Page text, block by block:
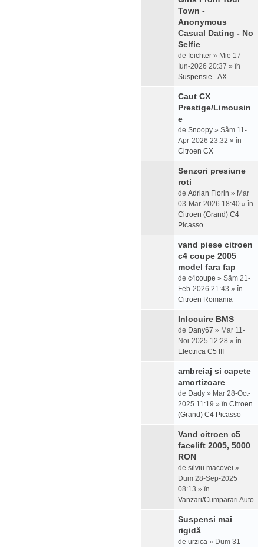
Town -
Anonymous
Casual Dating - No
Selfie
de feichter » Mie 17-
Iun-2026 20:37 » în
Suspensie - AX
Caut CX
Prestige/Limousin
e
de Snoopy » Sâm 11-
Apr-2026 23:32 » în
Citroen CX
Senzori presiune
roti
de Adrian Florin » Mar
03-Mar-2026 18:40 » în
Citroen (Grand) C4
Picasso
vand piese citroen
c4 coupe 2005
model fara fap
de c4coupe » Sâm 21-
Feb-2026 21:43 » în
Citroën Romania
Inlocuire BMS
de Dany67 » Mar 11-
Noi-2025 12:28 » în
Electrica C5 III
ambreiaj si capete
amortizoare
de Dady » Mar 28-Oct-
2025 11:19 » în Citroen
(Grand) C4 Picasso
Vand citroen c5
facelift 2005, 5000
RON
de silviu.macovei »
Dum 28-Sep-2025
08:13 » în
Vanzari/Cumparari Auto
Suspensi mai
rigidă
de urzica » Dum 31-